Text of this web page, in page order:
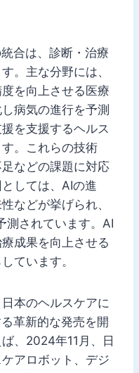
合は、診断・治療
。主な分野には、
を向上させる医療
病気の進行を予測
を支援するヘルス
。これらの技術
などの課題に対応
しては、AIの進
などが挙げられ、
測されています。AI
成果を向上させる
ています。
本のヘルスケアに
革新的な発売を開
、2024年11月、日
アロボット、デジ